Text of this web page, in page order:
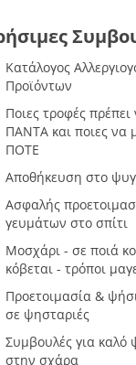
Κατάλογος
Προϊόντων
Ποιες τροφές πρέπει
ΠΑΝΤΑ και ποιες να
ΠΟΤΕ
Αποθήκευση στο
Ασφαλής
γευμάτων στο σπίτι
Μοσχάρι - σε ποιά
κόβεται - τρόποι
Προετοιμασία &
σε ψησταριές
Συμβουλές για καλό
στην σχάρα